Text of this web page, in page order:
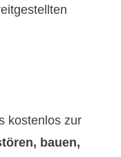
kostenlos zur
bauen,